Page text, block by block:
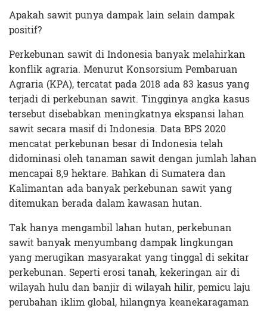
Apakah sawit punya dampak lain selain dampak
positif?
Perkebunan sawit di Indonesia banyak melahirkan
konflik agraria. Menurut Konsorsium Pembaruan
Agraria (KPA), tercatat pada 2018 ada 83 kasus yang
terjadi di perkebunan sawit. Tingginya angka kasus
tersebut disebabkan meningkatnya ekspansi lahan
sawit secara masif di Indonesia. Data BPS 2020
mencatat perkebunan besar di Indonesia telah
didominasi oleh tanaman sawit dengan jumlah lahan
mencapai 8,9 hektare. Bahkan di Sumatera dan
Kalimantan ada banyak perkebunan sawit yang
ditemukan berada dalam kawasan hutan.
Tak hanya mengambil lahan hutan, perkebunan
sawit banyak menyumbang dampak lingkungan
yang merugikan masyarakat yang tinggal di sekitar
perkebunan. Seperti erosi tanah, kekeringan air di
wilayah hulu dan banjir di wilayah hilir, pemicu laju
perubahan iklim global, hilangnya keanekaragaman